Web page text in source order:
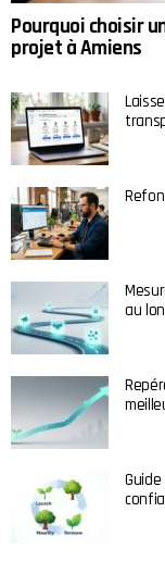
Pourquoi choisir
projet à Amiens
au